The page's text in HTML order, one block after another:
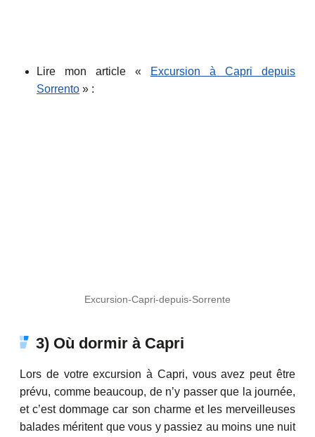
Lire mon article «
Excursion à Capri depuis
Sorrento » :
Excursion-Capri-depuis-Sorrente
3) Où dormir à Capri
Lors de votre excursion à Capri, vous avez peut être
prévu, comme beaucoup, de n’y passer que la journée,
et c’est dommage car son charme et les merveilleuses
balades méritent que vous y passiez au moins une nuit